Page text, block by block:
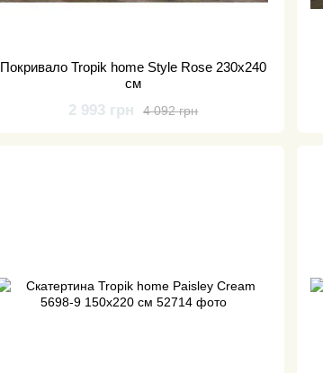
Покривало Tropik home Style Rose 230x240
см
4 092 грн
2 993 грн